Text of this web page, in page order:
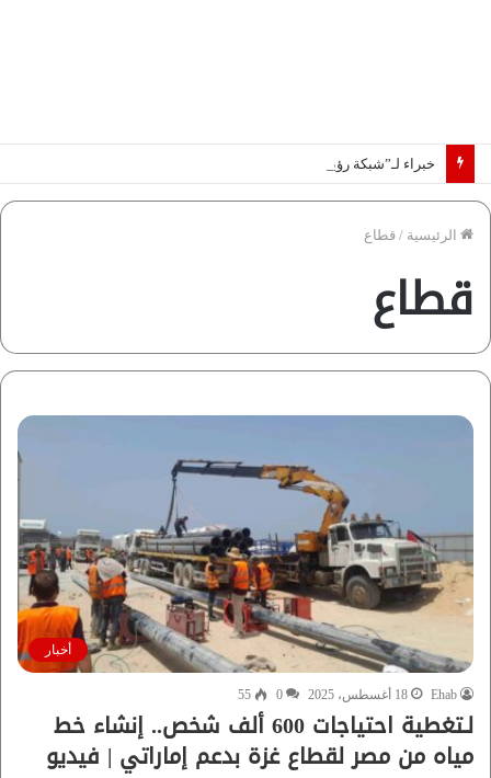
خبراء لـ”شبكة رؤية”: «اتفاق مكة» يغيّر قواعد اللعبة بالشرق الأوسط
الرئيسية / قطاع
قطاع
أخبار
Ehab 18 أغسطس، 2025 0
55
لـتغطية احتياجات 600 ألف شخص.. إنشاء خط
مياه من مصر لقطاع غزة بدعم إماراتي | فيديو